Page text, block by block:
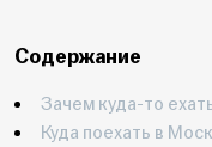
Содержание
Зачем куда-то
Куда поехать в